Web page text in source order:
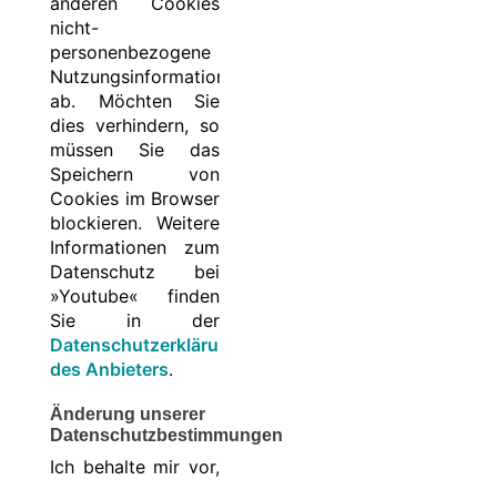
nicht-
personenbezogene
Nutzungsinformationen
ab. Möchten Sie
dies verhindern, so
müssen Sie das
Speichern von
Cookies im Browser
blockieren. Weitere
Informationen zum
Datenschutz bei
»Youtube« finden
Sie in der
Datenschutzerklärung
des Anbieters.
Änderung unserer
Datenschutzbestimmungen
Ich behalte mir vor,